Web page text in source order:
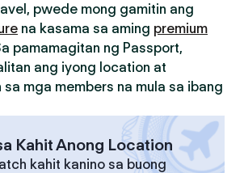
pwede mong gamitin ang
na kasama sa aming premium
pamamagitan ng Passport,
ang iyong location at
mga members na mula sa ibang
Kahit Anong Location
kahit kanino sa buong